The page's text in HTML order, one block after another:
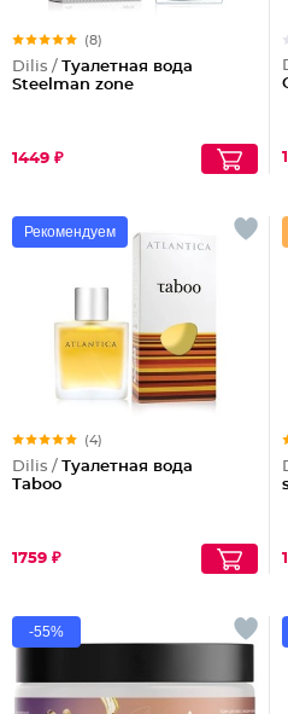
(8)
Dilis / Туалетная вода
Steelman zone
1449 ₽
Рекомендуем
(4)
Dilis / Туалетная вода
Taboo
1759 ₽
-55%